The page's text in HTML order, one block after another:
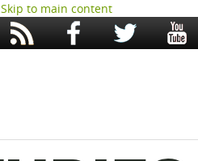
Skip to main content